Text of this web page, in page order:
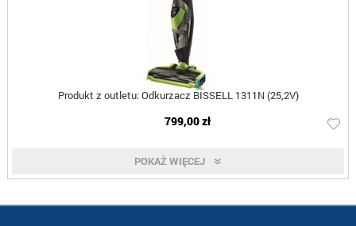
Produkt z outletu: Odkurzacz BISSELL 1311N (25,2V)
799,00 zł
POKAŻ WIĘCEJ